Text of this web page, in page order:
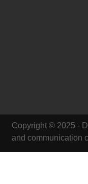
Copyright © 2025 -
and communication